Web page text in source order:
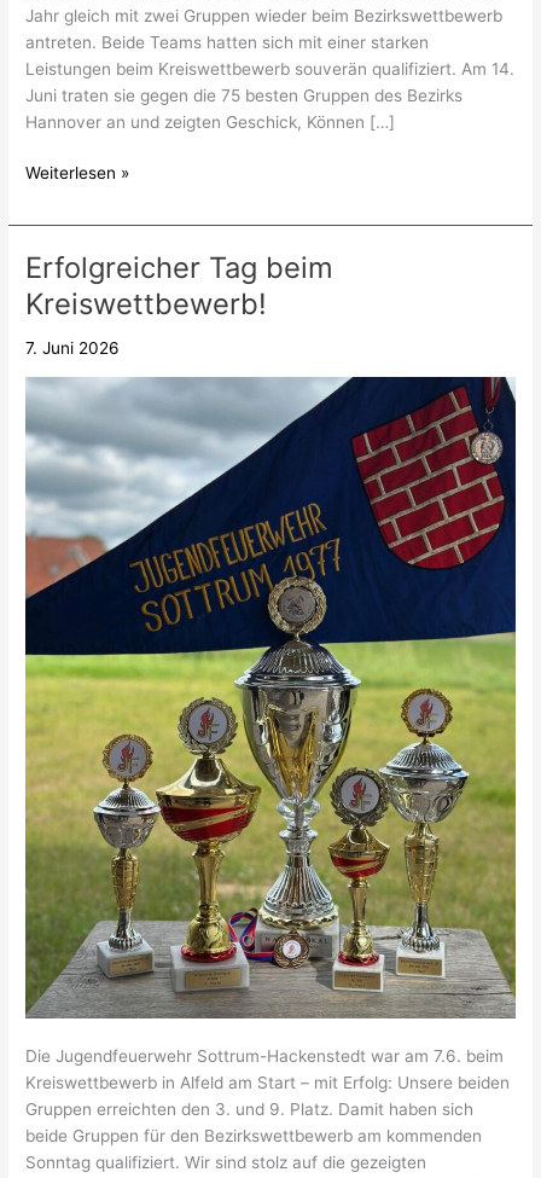
Jahr gleich mit zwei Gruppen wieder beim Bezirkswettbewerb
antreten. Beide Teams hatten sich mit einer starken
Leistungen beim Kreiswettbewerb souverän qualifiziert. Am 14.
Juni traten sie gegen die 75 besten Gruppen des Bezirks
Hannover an und zeigten Geschick, Können […]
Weiterlesen »
Erfolgreicher Tag beim
Kreiswettbewerb!
7. Juni 2026
Die Jugendfeuerwehr Sottrum-Hackenstedt war am 7.6. beim
Kreiswettbewerb in Alfeld am Start – mit Erfolg: Unsere beiden
Gruppen erreichten den 3. und 9. Platz. Damit haben sich
beide Gruppen für den Bezirkswettbewerb am kommenden
Sonntag qualifiziert. Wir sind stolz auf die gezeigten
Erfolgreicher
Tag
beim
Kreiswettbewerb!